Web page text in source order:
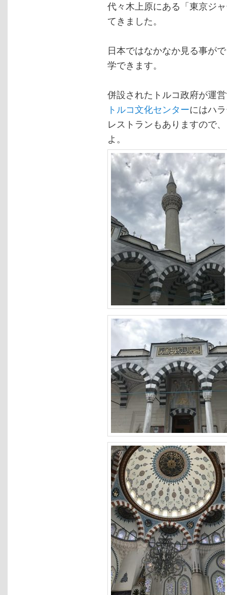
代々木上原にある「東京ジ
てきました。
日本ではなかなか見る事が
学できます。
併設されたトルコ政府が運
トルコ文化センターにはハ
レストランもありますので
よ。